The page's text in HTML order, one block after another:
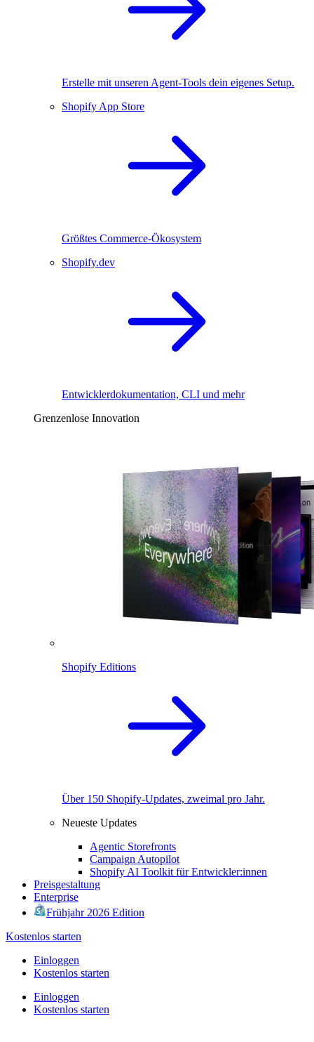
Erstelle mit unseren Agent-Tools dein eigenes Setup.
Shopify App Store
Größtes Commerce-Ökosystem
Shopify.dev
Entwicklerdokumentation, CLI und mehr
Grenzenlose Innovation
Shopify Editions
Über 150 Shopify-Updates, zweimal pro Jahr.
Neueste Updates
Agentic Storefronts
Campaign Autopilot
Shopify AI Toolkit für Entwickler:innen
Preisgestaltung
Enterprise
Frühjahr 2026 Edition
Kostenlos starten
Einloggen
Kostenlos starten
Einloggen
Kostenlos starten